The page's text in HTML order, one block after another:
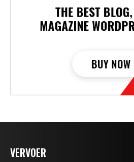
VERVOER